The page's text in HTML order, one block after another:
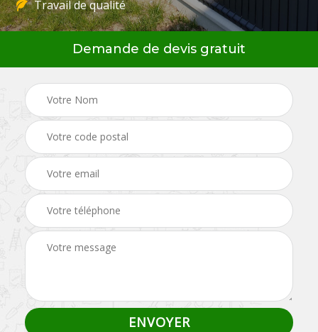
Travail de qualité
Demande de devis gratuit